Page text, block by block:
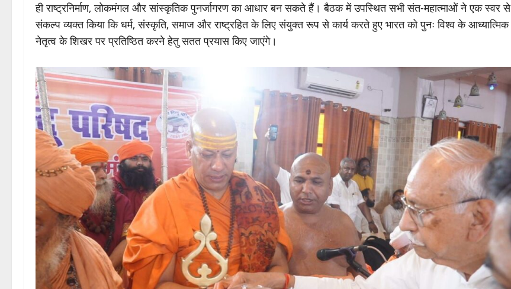
ही राष्ट्रनिर्माण, लोकमंगल और सांस्कृतिक पुनर्जागरण का आधार बन सकते हैं। बैठक में उपस्थित सभी संत-महात्माओं ने एक स्वर से
संकल्प व्यक्त किया कि धर्म, संस्कृति, समाज और राष्ट्रहित के लिए संयुक्त रूप से कार्य करते हुए भारत को पुनः विश्व के आध्यात्मिक
नेतृत्व के शिखर पर प्रतिष्ठित करने हेतु सतत प्रयास किए जाएंगे।